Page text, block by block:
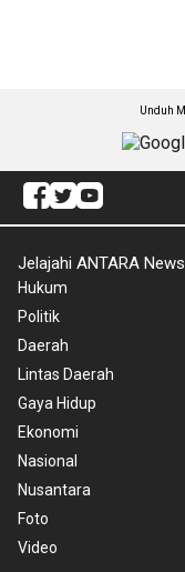
Unduh
Jelajahi ANTARA
Hukum
Politik
Daerah
Lintas Daerah
Gaya Hidup
Ekonomi
Nasional
Nusantara
Foto
Video